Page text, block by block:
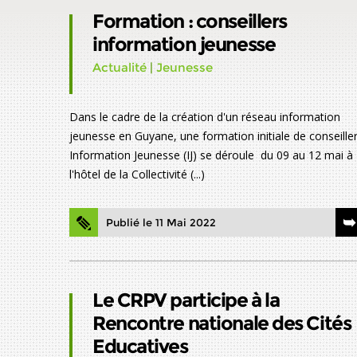
Formation : conseillers
information jeunesse
Actualité | Jeunesse
Dans le cadre de la création d'un réseau information
jeunesse en Guyane, une formation initiale de
Information Jeunesse (IJ) se déroule du 09 au 12 mai à
l'hôtel de la Collectivité (...)
Publié le 11 Mai 2022
Le CRPV participe à la
Rencontre nationale des Cités
Educatives